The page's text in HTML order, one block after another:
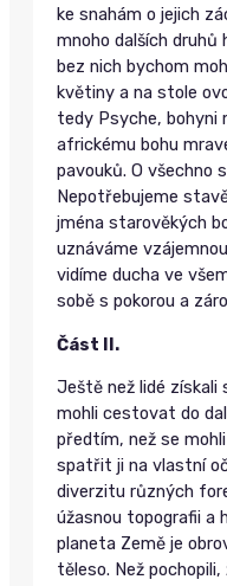
ke snahám o jejich
mnoho dalších druhů
bez nich bychom
květiny a na stole
tedy Psyche, bohyni
africkému bohu
pavouků. O všechno
Nepotřebujeme
jména starověkých
uznáváme
vidíme ducha ve
sobě s pokorou a
Část II.
Ještě než lidé získali
mohli cestovat do
předtím, než se
spatřit ji na vlastní
diverzitu různých
úžasnou topografii a
planeta Země je
těleso. Než